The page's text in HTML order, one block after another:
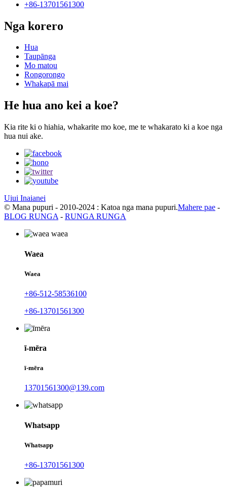
+86-13701561300
Nga korero
Hua
Taupānga
Mo matou
Rongorongo
Whakapā mai
He hua ano kei a koe?
Kia rite ki o hiahia, whakarite mo koe, me te whakarato ki a koe nga
hua nui ake.
Uiui Inaianei
© Mana pupuri - 2010-2024 : Katoa nga mana pupuri.Mahere pae -
BLOG RUNGA - RUNGA RUNGA
Waea
Waea
+86-512-58536100
+86-13701561300
ī-mēra
ī-mēra
13701561300@139.com
Whatsapp
Whatsapp
+86-13701561300